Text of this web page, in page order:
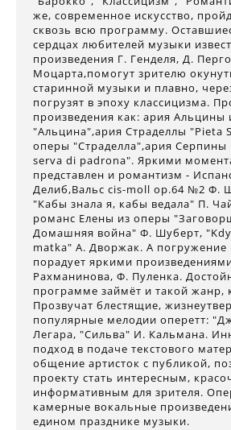
же, современное искусство,
сквозь всю программу.
сердцах любителей музыки
произведения Г. Генделя, Д.
Моцарта,помогут зрителю
старинной музыки и плавно,
погрузят в эпоху классицизма.
произведения как: ария Альцины
"Альцина",ария Страделлы "Pieta
оперы "Страделла",ария Серпины
serva di padrona". Яркими
представлен и романтизм -
Делиб,Вальс cis-moll ор.64 №2 Ф.
"Кабы знала я, кабы ведала" П.
романс Елены из оперы
Домашняя война" Ф. Шуберт,
matka" A. Дворжак. А погружение
порадует яркими
Рахманинова, Ф. Пуленка.
программе займёт и такой жанр,
Прозвучат блестящие,
популярные мелодии оперетт:
Легара, "Сильва" И. Кальмана.
подход в подаче текстового
общение артисток с публикой,
проекту стать интересным,
информативным для зрителя.
камерные вокальные
едином празднике музыки.